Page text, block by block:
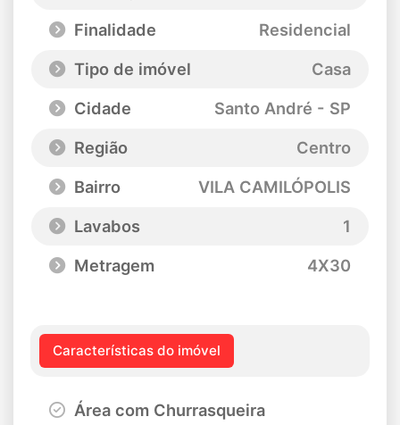
Finalidade
Residencial
Tipo de imóvel
Casa
Cidade
Santo André - SP
Região
Centro
Bairro
VILA CAMILÓPOLIS
Lavabos
1
Metragem
4X30
Características do imóvel
Área com Churrasqueira